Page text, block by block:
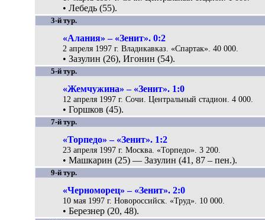
• Лебедь (55).
3-й тур.
«Алания» – «Зенит». 0:2
2 апреля 1997 г. Владикавказ. «Спартак». 40 000.
• Зазулин (26), Игонин (54).
5-й тур.
«Жемчужина» – «Зенит». 1:0
12 апреля 1997 г. Сочи. Центральный стадион. 4 000.
• Горшков (45).
7-й тур.
«Торпедо» – «Зенит». 1:2
23 апреля 1997 г. Москва. «Торпедо». 3 200.
• Машкарин (25) — Зазулин (41, 87 – пен.).
9-й тур.
«Черноморец» – «Зенит». 2:0
10 мая 1997 г. Новороссийск. «Труд». 10 000.
• Березнер (20, 48).